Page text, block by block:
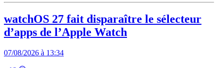
watchOS 27 fait disparaître le sélecteur
d’apps de l’Apple Watch
07/08/2026 à 13:34